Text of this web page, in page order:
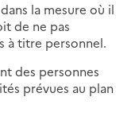
la mesure où il
de ne pas
à titre personnel.
des personnes
prévues au plan